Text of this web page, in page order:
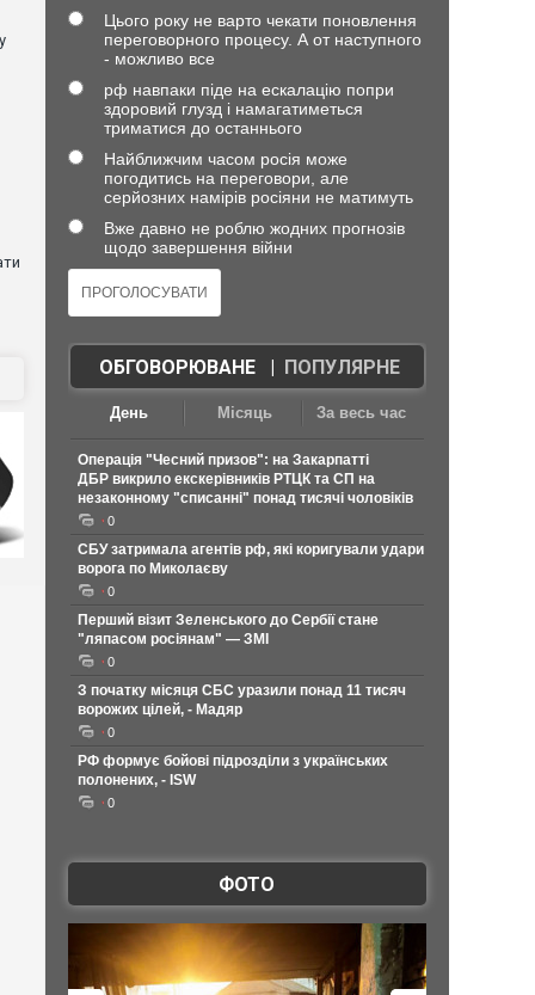
Цього року не варто чекати поновлення
переговорного процесу. А от наступного
- можливо все
рф навпаки піде на ескалацію попри
здоровий глузд і намагатиметься
триматися до останнього
Найближчим часом росія може
погодитись на переговори, але
серйозних намірів росіяни не матимуть
Вже давно не роблю жодних прогнозів
щодо завершення війни
ОБГОВОРЮВАНЕ| ПОПУЛЯРНЕ
День Місяць За весь час
Операція "Чесний призов": на Закарпатті
ДБР викрило екскерівників РТЦК та СП на
незаконному "списанні" понад тисячі чоловіків
0
СБУ затримала агентів рф, які коригували удари
ворога по Миколаєву
0
Перший візит Зеленського до Сербії стане
"ляпасом росіянам" — ЗМІ
0
З початку місяця СБС уразили понад 11 тисяч
ворожих цілей, - Мадяр
0
РФ формує бойові підрозділи з українських
полонених, - ISW
0
ФОТО